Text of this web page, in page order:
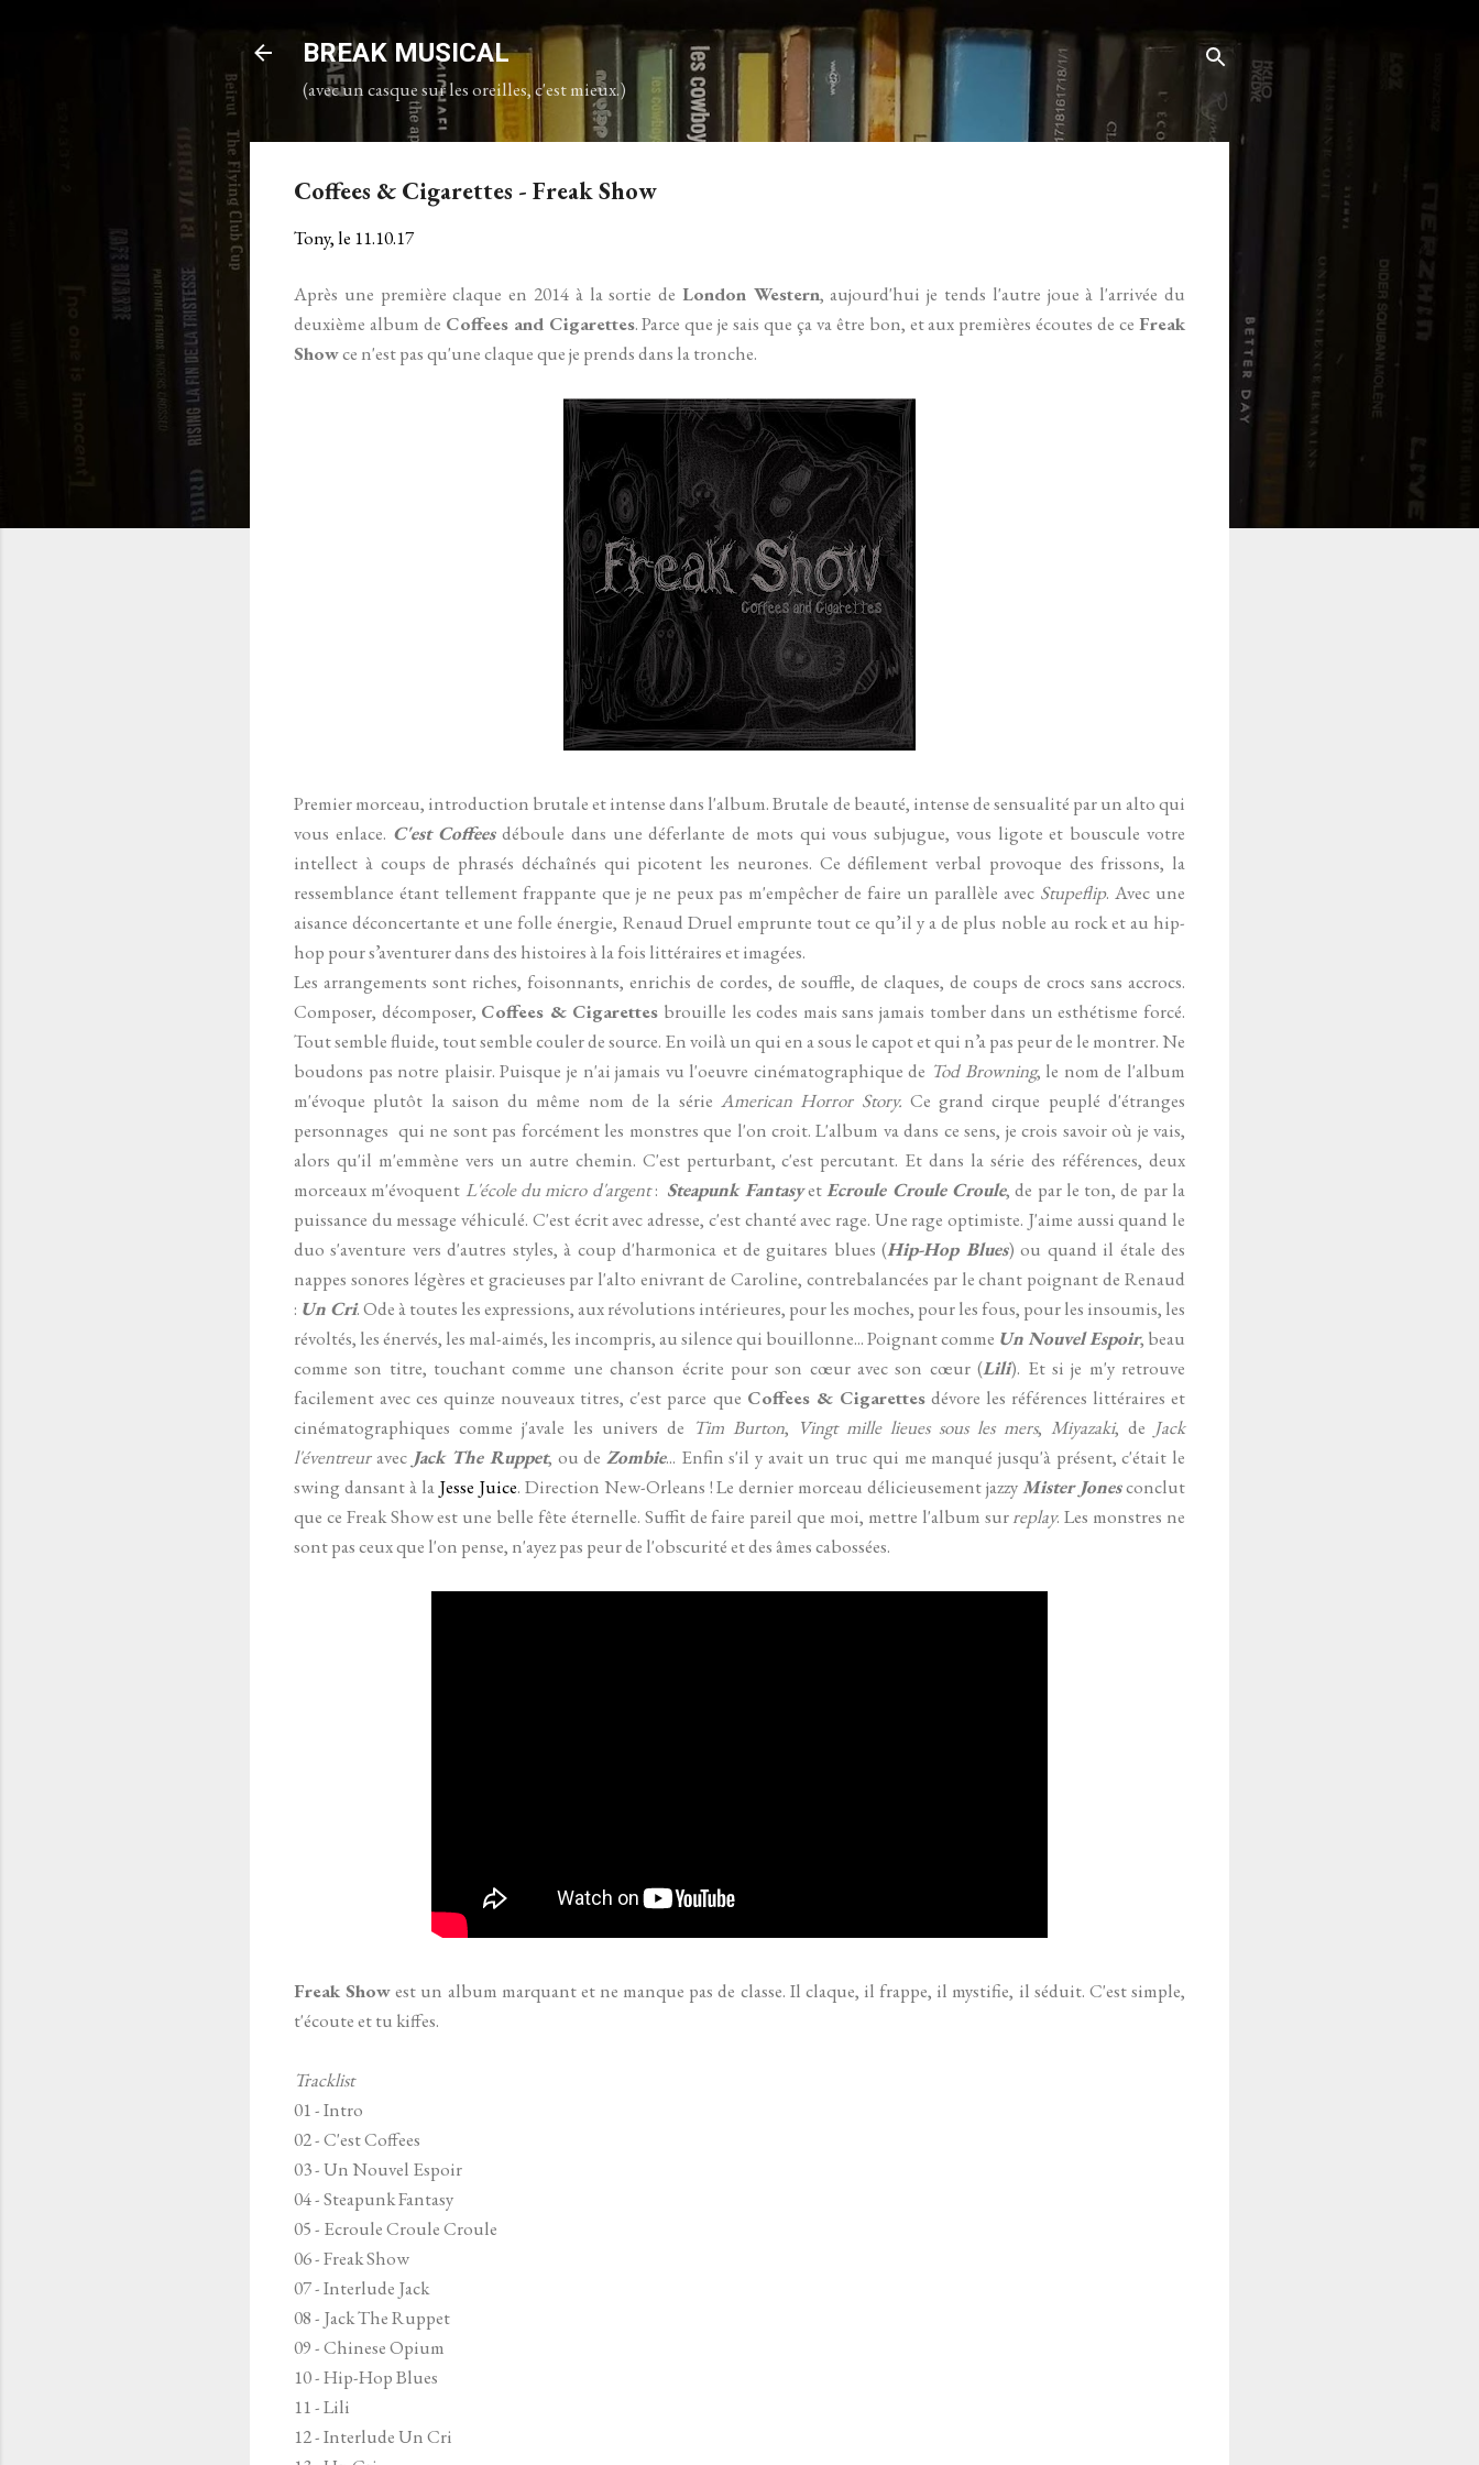
Accéder au contenu principal
BREAK MUSICAL
(avec un casque sur les oreilles, c'est mieux.)
Coffees & Cigarettes - Freak Show
Tony, le 11.10.17
Après une première claque en 2014 à la sortie de London Western, aujourd'hui je tends l'autre joue à l'arrivée du
deuxième album de Coffees and Cigarettes. Parce que je sais que ça va être bon, et aux premières écoutes de ceFreak
Showce n'est pas qu'une claque que je prends dans la tronche.
Premier morceau, introduction brutale et intense dans l'album. Brutale de beauté, intense de sensualité par un alto qui
vous enlace. C'est Coffeesdéboule dans une déferlante de mots qui vous subjugue, vous ligote et bouscule votre
intellect à coups de phrasés déchaînés qui picotent les neurones. Ce défilement verbal provoque des frissons, la
ressemblance étant tellement frappante que je ne peux pas m'empêcher de faire un parallèle avec Stupeflip. Avec une
aisance déconcertante et une folle énergie, Renaud Druel emprunte tout ce qu’il y a de plus noble au rock et au hip-
hop pour s’aventurer dans des histoires à la fois littéraires et imagées.
Les arrangements sont riches, foisonnants, enrichis de cordes, de souffle, de claques, de coups de crocs sans accrocs.
Composer, décomposer, Coffees & Cigarettes brouille les codes mais sans jamais tomber dans un esthétisme forcé.
Tout semble fluide, tout semble couler de source. En voilà un qui en a sous le capot et qui n’a pas peur de le montrer. Ne
boudons pas notre plaisir. Puisque je n'ai jamais vu l'oeuvre cinématographique de Tod Browning, le nom de l'album
m'évoque plutôt la saison du même nom de la série American Horror Story. Ce grand cirque peuplé d'étranges
personnages qui ne sont pas forcément les monstres que l'on croit. L'album va dans ce sens, je crois savoir où je vais,
alors qu'il m'emmène vers un autre chemin. C'est perturbant, c'est percutant. Et dans la série des références, deux
morceaux m'évoquent L'école du micro d'argent: Steapunk FantasyetEcroule Croule Croule, de par le ton, de par la
puissance du message véhiculé. C'est écrit avec adresse, c'est chanté avec rage. Une rage optimiste. J'aime aussi quand le
duo s'aventure vers d'autres styles, à coup d'harmonica et de guitares blues (Hip-Hop Blues) ou quand il étale des
nappes sonores légères et gracieuses par l'alto enivrant de Caroline, contrebalancées par le chant poignant de Renaud
: Un Cri. Ode à toutes les expressions, aux révolutions intérieures, pour les moches, pour les fous, pour les insoumis, les
révoltés, les énervés, les mal-aimés, les incompris, au silence qui bouillonne... Poignant comme Un Nouvel Espoir, beau
comme son titre, touchant comme une chanson écrite pour son cœur avec son cœur (Lili). Et si je m'y retrouve
facilement avec ces quinze nouveaux titres, c'est parce que Coffees & Cigarettesdévore les références littéraires et
cinématographiques comme j'avale les univers de Tim Burton, Vingt mille lieues sous les mers, Miyazaki, de Jack
l'éventreuravecJack The Ruppet, ou de Zombie... Enfin s'il y avait un truc qui me manqué jusqu'à présent, c'était le
swing dansant à la Jesse Juice. Direction New-Orleans ! Le dernier morceau délicieusement jazzyMister Jonesconclut
que ce Freak Show est une belle fête éternelle. Suffit de faire pareil que moi, mettre l'album surreplay. Les monstres ne
sont pas ceux que l'on pense, n'ayez pas peur de l'obscurité et des âmes cabossées.
Freak Showest un album marquant et ne manque pas de classe. Il claque, il frappe, il mystifie, il séduit. C'est simple,
t'écoute et tu kiffes.
Tracklist
01 - Intro
02 - C'est Coffees
03 - Un Nouvel Espoir
04 - Steapunk Fantasy
05 - Ecroule Croule Croule
06 - Freak Show
07 - Interlude Jack
08 - Jack The Ruppet
09 - Chinese Opium
10 - Hip-Hop Blues
11 - Lili
12 - Interlude Un Cri